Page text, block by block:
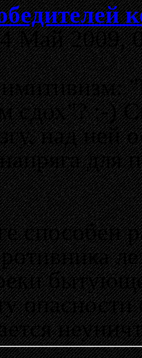
Май 2009,
сдох"? :-)
над ней
способен
опасности